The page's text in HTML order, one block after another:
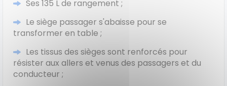
Ses 135 L de rangement ;
Le siège passager s'abaisse pour se
transformer en table ;
Les tissus des sièges sont renforcés pour
résister aux allers et venus des passagers et du
conducteur ;